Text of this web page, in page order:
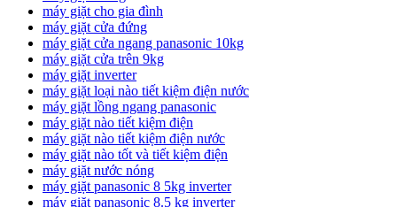
máy giặt cho gia đình
máy giặt cửa đứng
máy giặt cửa ngang panasonic 10kg
máy giặt cửa trên 9kg
máy giặt inverter
máy giặt loại nào tiết kiệm điện nước
máy giặt lồng ngang panasonic
máy giặt nào tiết kiệm điện
máy giặt nào tiết kiệm điện nước
máy giặt nào tốt và tiết kiệm điện
máy giặt nước nóng
máy giặt panasonic 8 5kg inverter
máy giặt panasonic 8.5 kg inverter